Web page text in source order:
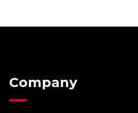
Company